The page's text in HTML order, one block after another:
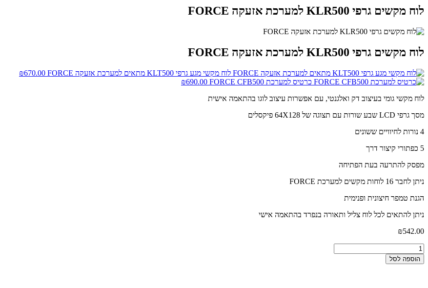
לוח מקשים גרפי KLR500 למערכת אזעקה FORCE
לוח מקשים גרפי KLR500 למערכת אזעקה FORCE
לוח מקשי מגע גרפי KLT500 מתאים למערכת אזעקה FORCE ₪670.00
כרטיס למערכת FORCE CFB500
₪690.00
לוח מקשי גומי בעיצוב דק ואלגנטי, עם אפשרות עיצוב לוגו בהתאמה אישית
מסך גרפי LCD שבע שורות עם תצוגה של 64X128 פיקסלים
4 נורות לחיוויים ששונים
5 כפתורי קיצור דרך
מפסק להתרעה בעת הפתיחה
ניתן לחבר 16 לוחות מקשים למערכת FORCE
הגנת טמפר חיצונית ופנימית
ניתן להתאים לכל לוח צליל ותאורה בנפרד בהתאמה אישי
₪542.00
הוספה לסל